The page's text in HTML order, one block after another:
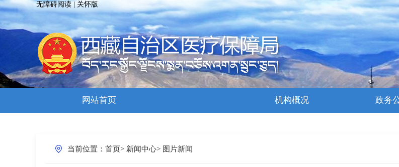
无障碍阅读 关怀版
网站首页 机构概况 政务
当前位置： 首页> 新闻中心> 图片新闻